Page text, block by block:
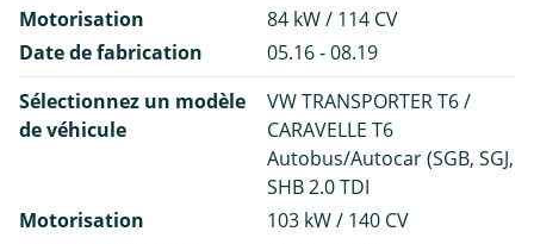
Motorisation
84 kW / 114 CV
Date de fabrication
05.16 - 08.19
Sélectionnez un modèle
de véhicule
VW TRANSPORTER T6 /
CARAVELLE T6
Autobus/Autocar (SGB, SGJ,
SHB 2.0 TDI
Motorisation
103 kW / 140 CV